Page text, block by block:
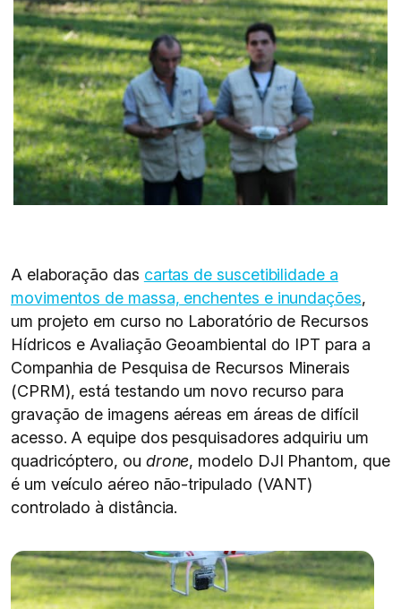
A elaboração das cartas de suscetibilidade a
movimentos de massa, enchentes e inundações,
um projeto em curso no Laboratório de Recursos
Hídricos e Avaliação Geoambiental do IPT para a
Companhia de Pesquisa de Recursos Minerais
(CPRM), está testando um novo recurso para
gravação de imagens aéreas em áreas de difícil
acesso. A equipe dos pesquisadores adquiriu um
quadricóptero, ou drone, modelo DJI Phantom, que
é um veículo aéreo não-tripulado (VANT)
controlado à distância.